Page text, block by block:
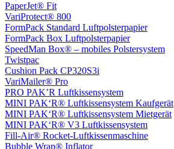
PaperJet® Fit
VariProtect® 800
FormPack Standard Luftpolsterpapier
FormPack Box Luftpolsterpapier
SpeedMan Box® – mobiles Polstersystem
Twistpac
Cushion Pack CP320S3i
VariMailer® Pro
PRO PAK’R Luftkissensystem
MINI PAK‘R® Luftkissensystem Kaufgerät
MINI PAK‘R® Luftkissensystem Mietgerät
MINI PAK‘R® V3 Luftkissensystem
Fill-Air® Rocket-Luftkissenmaschine
Bubble Wrap® Inflator